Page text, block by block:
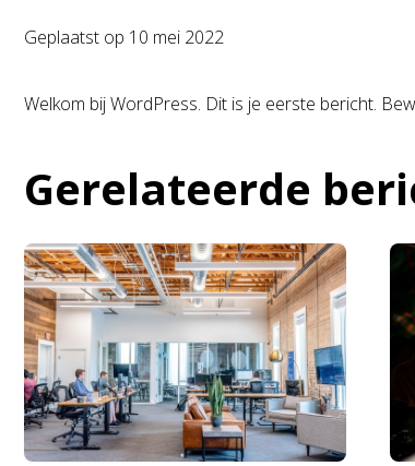
Geplaatst op 10 mei 2022
Welkom bij WordPress. Dit is je eerste bericht.
Gerelateerde